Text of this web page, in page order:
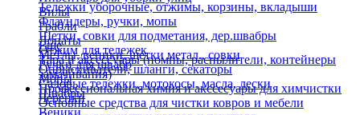
Тележки уборочные, отжимы, корзины, вкладыши
Флаундеры, ручки, мопы
Щетки, совки для подметания, дер.швабры
Отжим для тележек
Ручки для швабр
Мопы
Швабры
Вилы
Грабли
Лопаты
Метлы, веники, щетки метал., совки
Опрыскиватели, шланги, секаторы
Садовые тележки, мотокосы, масла, лески
Черенки
Веники
Еще
Тара и аксессуары (помпы, распылители, контейнеры
замачивания)
Профессиональная химия и акссесуары для химчистки
Основные средства для чистки ковров и мебели